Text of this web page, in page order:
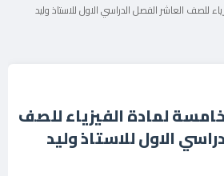
للصف العاشر الفصل الدراسي الاول للاستاذ وليد
لمادة الفيزياء للصف
الاول للاستاذ وليد